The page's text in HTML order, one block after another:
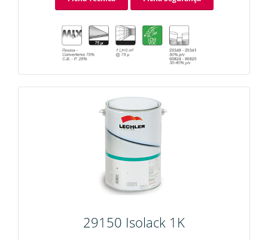
29150 Isolack 1K